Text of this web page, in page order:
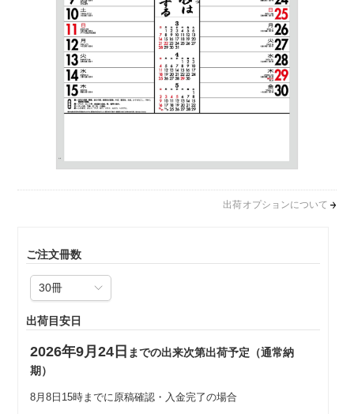
出荷オプションについて
ご注文冊数
出荷目安日
2026年9月24日 までの出来次第出荷予定（通常納
期）
8月8日15時までに原稿確認・入金完了の場合